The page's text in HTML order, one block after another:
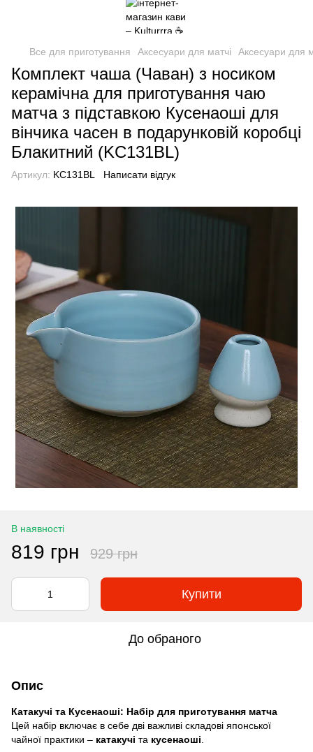
Все для приготування Аксесуари для матчі Аксесуари для
Комплект чаша (Чаван) з носиком
керамічна для приготування чаю
матча з підставкою Кусенаоші для
вінчика часен в подарунковій коробці
Блакитний (KC131BL)
Артикул: KC131BL Написати відгук
В наявності
819 грн 929 грн
Купити
До обраного
Опис
Катакучі та Кусенаоші: Набір для приготування матча
Цей набір включає в себе дві важливі складові японської
чайної практики – катакучі та кусенаоші